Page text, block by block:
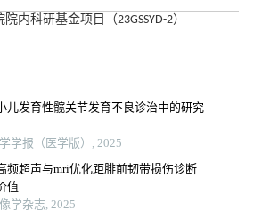
内科研基金项目（23GSSYD-2）